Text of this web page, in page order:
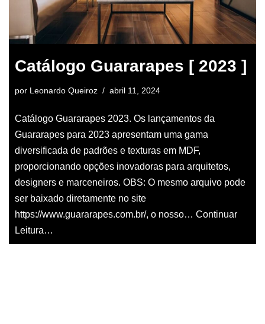
Catálogo Guararapes [ 2023 ]
por Leonardo Queiroz abril 11, 2024
Catálogo Guararapes 2023. Os lançamentos da
Guararapes para 2023 apresentam uma gama
diversificada de padrões e texturas em MDF,
proporcionando opções inovadoras para arquitetos,
designers e marceneiros. OBS: O mesmo arquivo pode
ser baixado diretamente no site
https://www.guararapes.com.br/, o nosso… Continuar
Leitura…